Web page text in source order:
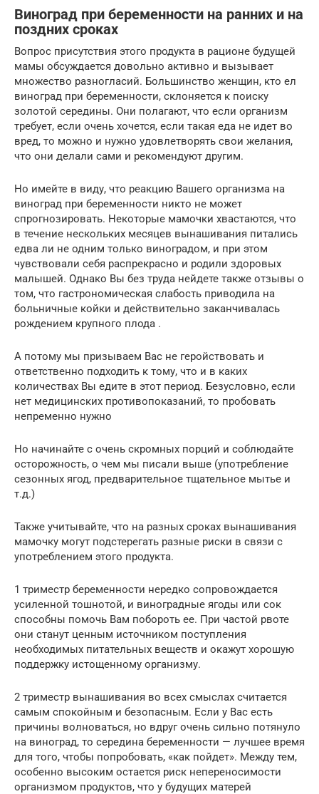
Виноград при беременности на ранних и на
поздних сроках
Вопрос присутствия этого продукта в рационе будущей
мамы обсуждается довольно активно и вызывает
множество разногласий. Большинство женщин, кто ел
виноград при беременности, склоняется к поиску
золотой середины. Они полагают, что если организм
требует, если очень хочется, если такая еда не идет во
вред, то можно и нужно удовлетворять свои желания,
что они делали сами и рекомендуют другим.
Но имейте в виду, что реакцию Вашего организма на
виноград при беременности никто не может
спрогнозировать. Некоторые мамочки хвастаются, что
в течение нескольких месяцев вынашивания питались
едва ли не одним только виноградом, и при этом
чувствовали себя распрекрасно и родили здоровых
малышей. Однако Вы без труда нейдете также отзывы о
том, что гастрономическая слабость приводила на
больничные койки и действительно заканчивалась
рождением крупного плода .
А потому мы призываем Вас не геройствовать и
ответственно подходить к тому, что и в каких
количествах Вы едите в этот период. Безусловно, если
нет медицинских противопоказаний, то пробовать
непременно нужно
Но начинайте с очень скромных порций и соблюдайте
осторожность, о чем мы писали выше (употребление
сезонных ягод, предварительное тщательное мытье и
т.д.)
Также учитывайте, что на разных сроках вынашивания
мамочку могут подстерегать разные риски в связи с
употреблением этого продукта.
1 триместр беременности нередко сопровождается
усиленной тошнотой, и виноградные ягоды или сок
способны помочь Вам побороть ее. При частой рвоте
они станут ценным источником поступления
необходимых питательных веществ и окажут хорошую
поддержку истощенному организму.
2 триместр вынашивания во всех смыслах считается
самым спокойным и безопасным. Если у Вас есть
причины волноваться, но вдруг очень сильно потянуло
на виноград, то середина беременности — лучшее время
для того, чтобы попробовать, «как пойдет». Между тем,
особенно высоким остается риск непереносимости
организмом продуктов, что у будущих матерей